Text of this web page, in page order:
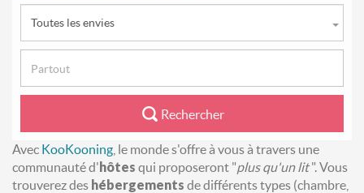
Toutes les envies
Rechercher
Avec KooKooning , le monde s'offre à vous à travers une
communauté d'hôtes qui proposeront "plus qu'un lit". Vous
trouverez des hébergements de différents types (chambre,